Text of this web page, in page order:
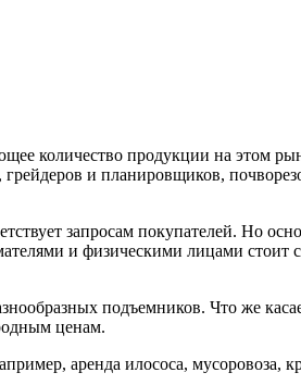
количество продукции на этом
и планировщиков,
запросам покупателей. Но
и физическими лицами стоит
подъемников. Что же
ценам.
аренда илососа, мусоровоза,